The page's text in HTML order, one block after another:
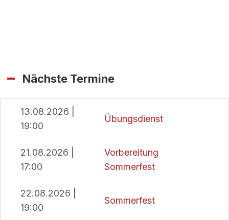
Nächste Termine
13.08.2026 |
19:00
Übungsdienst
21.08.2026 |
17:00
Vorbereitung
Sommerfest
22.08.2026 |
19:00
Sommerfest